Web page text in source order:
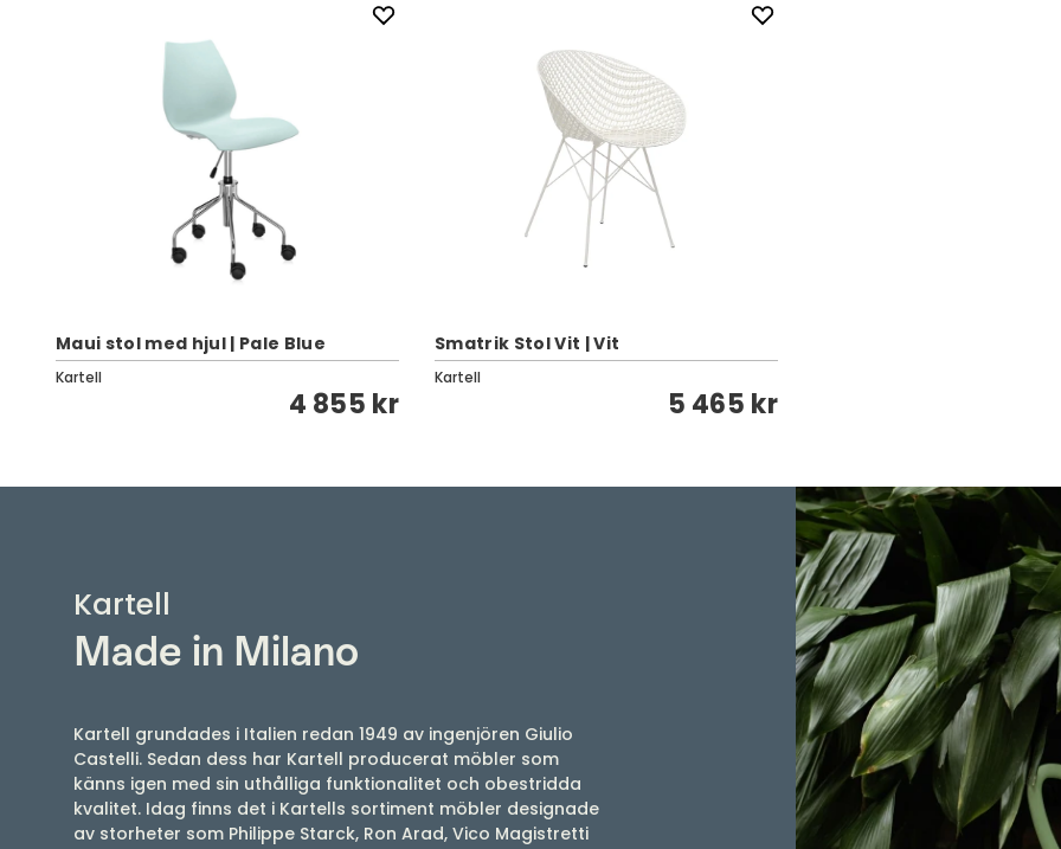
Maui stol med hjul | Pale Blue
Kartell
4 855 kr
Smatrik Stol Vit | Vit
Kartell
5 465 kr
Kartell
Made in Milano
Kartell grundades i Italien redan 1949 av ingenjören Giulio
Castelli. Sedan dess har Kartell producerat möbler som
känns igen med sin uthålliga funktionalitet och obestridda
kvalitet. Idag finns det i Kartells sortiment möbler designade
av storheter som Philippe Starck, Ron Arad, Vico Magistretti